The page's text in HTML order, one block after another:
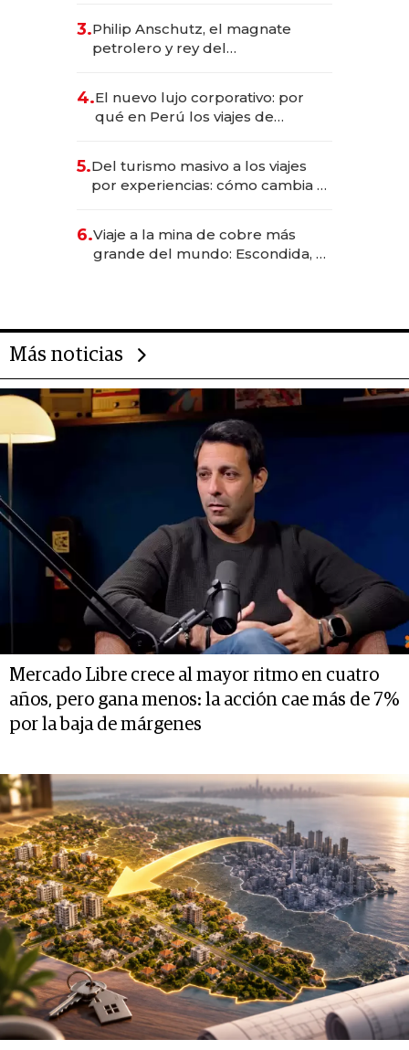
3.Philip Anschutz, el magnate
petrolero y rey del
Fénix
4.El nuevo lujo corporativo: por
qué en Perú los viajes de
transformadoras
5.Del turismo masivo a los viajes
por experiencias: cómo cambia el
6.Viaje a la mina de cobre más
grande del mundo: Escondida, el
Más noticias
Mercado Libre crece al mayor ritmo en cuatro
años, pero gana menos: la acción cae más de 7%
por la baja de márgenes